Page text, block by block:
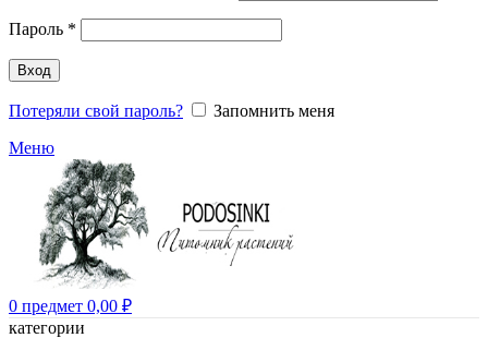
Пароль *
Вход
Потеряли свой пароль?
Запомнить меня
Меню
0 предмет 0,00 ₽
категории